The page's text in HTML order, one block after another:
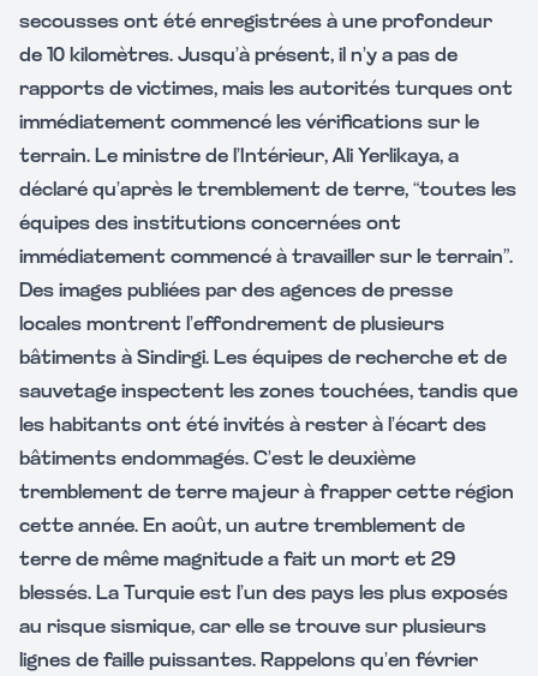
secousses ont été enregistrées à une profondeur
de 10 kilomètres. Jusqu’à présent, il n’y a pas de
rapports de victimes, mais les autorités turques ont
immédiatement commencé les vérifications sur le
terrain. Le ministre de l’Intérieur, Ali Yerlikaya, a
déclaré qu’après le tremblement de terre, “toutes les
équipes des institutions concernées ont
immédiatement commencé à travailler sur le terrain”.
Des images publiées par des agences de presse
locales montrent l’effondrement de plusieurs
bâtiments à Sindirgi. Les équipes de recherche et de
sauvetage inspectent les zones touchées, tandis que
les habitants ont été invités à rester à l’écart des
bâtiments endommagés. C’est le deuxième
tremblement de terre majeur à frapper cette région
cette année. En août, un autre tremblement de
terre de même magnitude a fait un mort et 29
blessés. La Turquie est l’un des pays les plus exposés
au risque sismique, car elle se trouve sur plusieurs
lignes de faille puissantes. Rappelons qu’en février